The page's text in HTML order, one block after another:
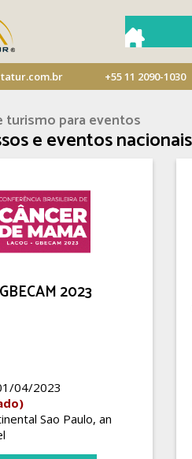
+55 11 2090-1030
turismo para eventos
e eventos
2023
04/2023
Sao Paulo, an